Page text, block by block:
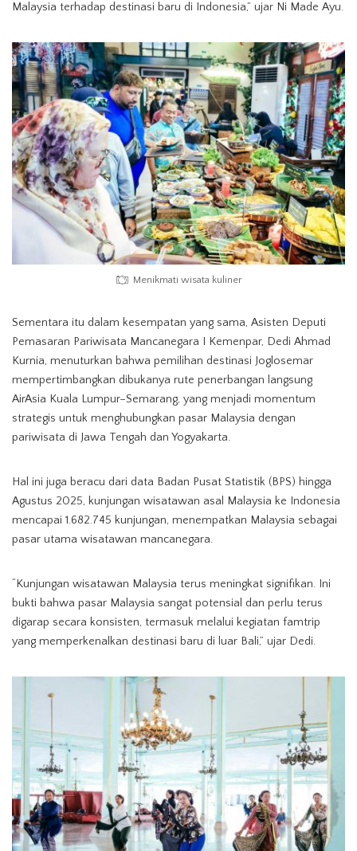
Malaysia terhadap destinasi baru di Indonesia,” ujar Ni Made Ayu.
Menikmati wisata kuliner
Sementara itu dalam kesempatan yang sama, Asisten Deputi
Pemasaran Pariwisata Mancanegara I Kemenpar, Dedi Ahmad
Kurnia, menuturkan bahwa pemilihan destinasi Joglosemar
mempertimbangkan dibukanya rute penerbangan langsung
AirAsia Kuala Lumpur–Semarang, yang menjadi momentum
strategis untuk menghubungkan pasar Malaysia dengan
pariwisata di Jawa Tengah dan Yogyakarta.
Hal ini juga beracu dari data Badan Pusat Statistik (BPS) hingga
Agustus 2025, kunjungan wisatawan asal Malaysia ke Indonesia
mencapai 1.682.745 kunjungan, menempatkan Malaysia sebagai
pasar utama wisatawan mancanegara.
“Kunjungan wisatawan Malaysia terus meningkat signifikan. Ini
bukti bahwa pasar Malaysia sangat potensial dan perlu terus
digarap secara konsisten, termasuk melalui kegiatan famtrip
yang memperkenalkan destinasi baru di luar Bali,” ujar Dedi.